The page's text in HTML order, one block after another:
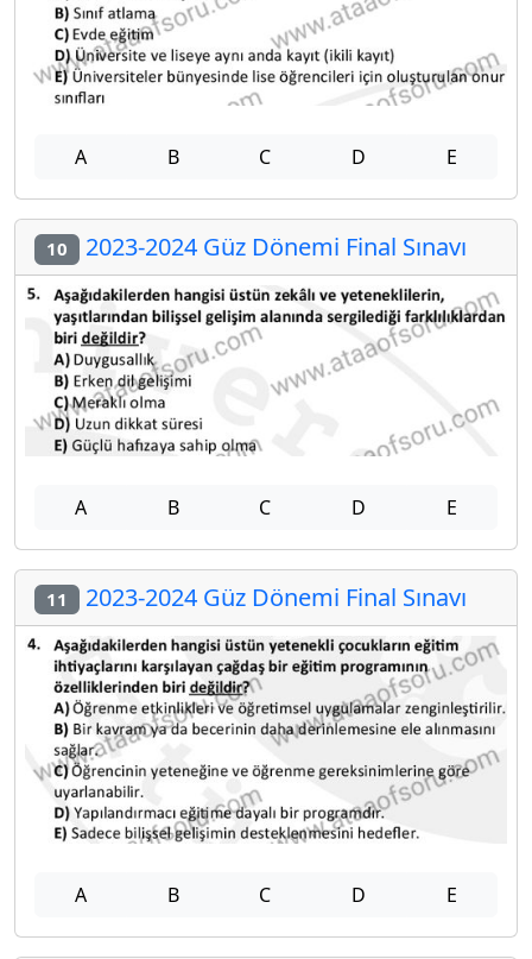
A B C D E
10 2023-2024 Güz Dönemi Final Sınavı
A B C D E
11 2023-2024 Güz Dönemi Final Sınavı
A B C D E